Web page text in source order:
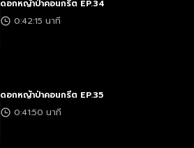
ดอกหญ้าป่าคอนกรีต EP.34
0:42:15 นาที
ดอกหญ้าป่าคอนกรีต EP.35
0:41:50 นาที